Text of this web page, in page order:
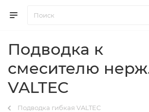
Подводка к
смесителю
VALTEC
Подводка гибкая VALTEC